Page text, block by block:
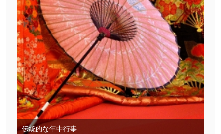
伝統的な年中行事